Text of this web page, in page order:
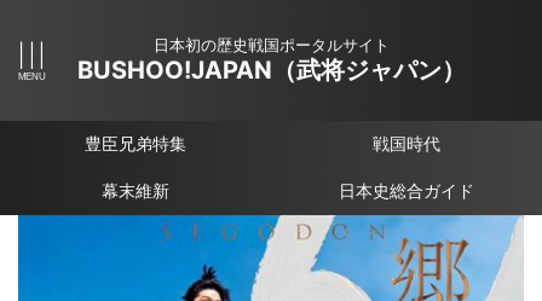
日本初の歴史戦国ポータルサイト
BUSHOO!JAPAN（武将ジャパン）
豊臣兄弟特集 戦国時代
幕末維新 日本史総合ガイド